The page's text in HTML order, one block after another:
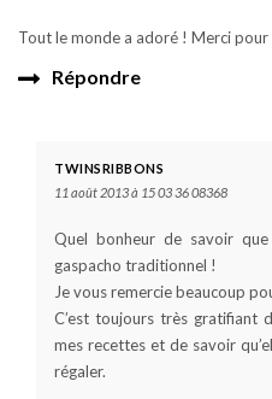
Tout le monde a adoré ! Merci pour
Répondre
TWINSRIBBONS
11 août 2013 à 15 03 36 08368
Quel bonheur de savoir
gaspacho traditionnel !
Je vous remercie beaucoup
C’est toujours très gratifiant
mes recettes et de savoir
régaler.